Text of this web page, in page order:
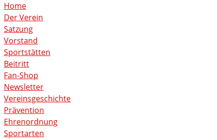
Home
Der Verein
Satzung
Vorstand
Sportstätten
Beitritt
Fan-Shop
Newsletter
Vereinsgeschichte
Prävention
Ehrenordnung
Sportarten